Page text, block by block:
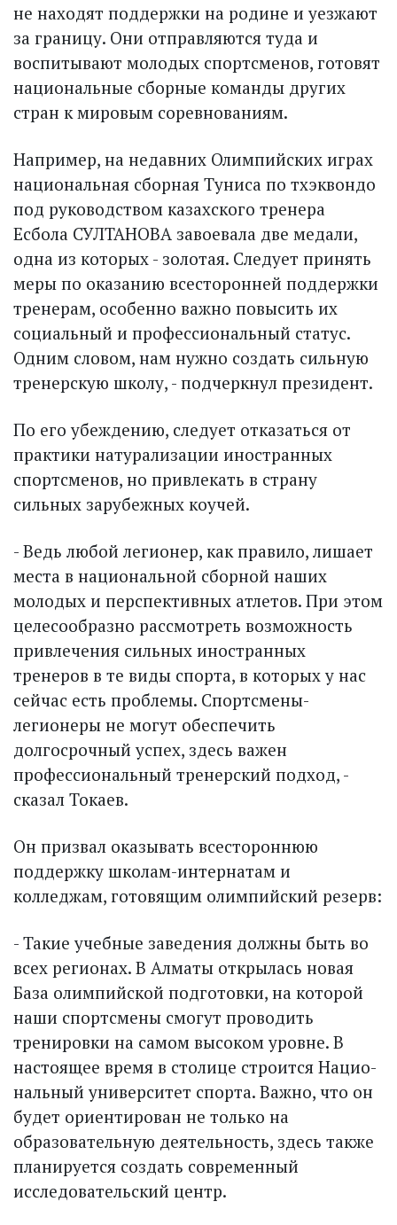
не находят поддержки на родине и уезжают
за границу. Они отправляются туда и
воспитывают молодых спорт­сменов, готовят
национальные сборные команды других
стран к мировым соревнованиям.
Например, на недавних Олимпийских играх
национальная сборная Туниса по тхэквондо
под руководством казахского тренера
Есбола СУЛТАНОВА завоевала две медали,
одна из которых - золотая. Следует принять
меры по оказанию всесторонней поддержки
тренерам, особенно важно повысить их
социальный и профессиональный статус.
Одним словом, нам нужно создать сильную
тренерскую школу, - подчеркнул президент.
По его убеждению, следует отказаться от
практики натурализации иностранных
спорт­сменов, но привлекать в страну
сильных зарубежных коучей.
- Ведь любой легионер, как правило, лишает
места в нацио­нальной сборной наших
молодых и перспективных атлетов. При этом
целесообразно рассмотреть возможность
привлечения сильных иностранных
тренеров в те виды спорта, в которых у нас
сейчас есть проблемы. Спортсмены-
легионеры не могут обеспечить
долгосрочный успех, здесь важен
профессиональный тренерский подход, -
сказал Токаев.
Он призвал оказывать всестороннюю
поддержку школам-интернатам и
колледжам, готовящим олимпийский резерв:
- Такие учебные заведения должны быть во
всех регионах. В Алматы открылась новая
База олимпийской подготовки, на которой
наши спортсмены смогут проводить
тренировки на самом высоком уровне. В
настоящее время в столице строится Нацио­
нальный университет спорта. Важно, что он
будет ориентирован не только на
образовательную деятельность, здесь также
планируется создать современный
исследовательский центр.